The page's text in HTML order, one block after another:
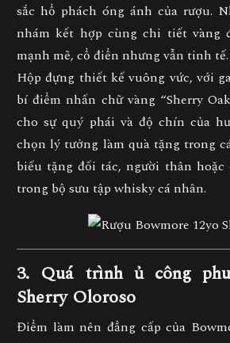
sắc hổ phách óng ánh của rượu.
nhám kết hợp cùng chi tiết vàng
mạnh mẽ, cổ điển nhưng vẫn tinh tế.
Hộp đựng thiết kế vuông vức, với
bí điểm nhấn chữ vàng “Sherry
cho sự quý phái và độ chín của
chọn lý tưởng làm quà tặng trong
biếu tặng đối tác, người thân hoặc
trong bộ sưu tập whisky cá nhân.
3. Quá trình ủ công
Sherry Oloroso
Điểm làm nên đẳng cấp của